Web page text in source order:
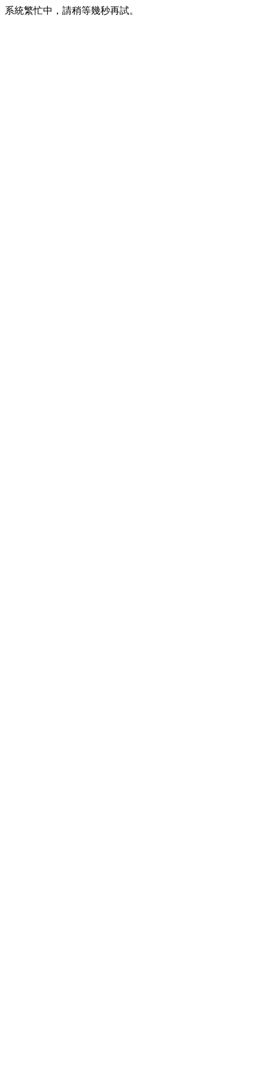
系統繁忙中，請稍等幾秒再試。